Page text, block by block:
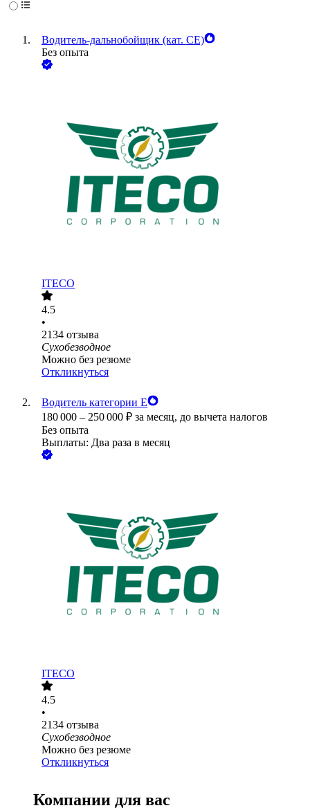
Водитель-дальнобойщик (кат. CE)
Без опыта
ITECO
4.5
•
2134 отзыва
Сухобезводное
Можно без резюме
Откликнуться
Водитель категории Е
180 000 – 250 000 ₽ за месяц, до вычета налогов
Без опыта
Выплаты: Два раза в месяц
ITECO
4.5
•
2134 отзыва
Сухобезводное
Можно без резюме
Откликнуться
Компании для вас